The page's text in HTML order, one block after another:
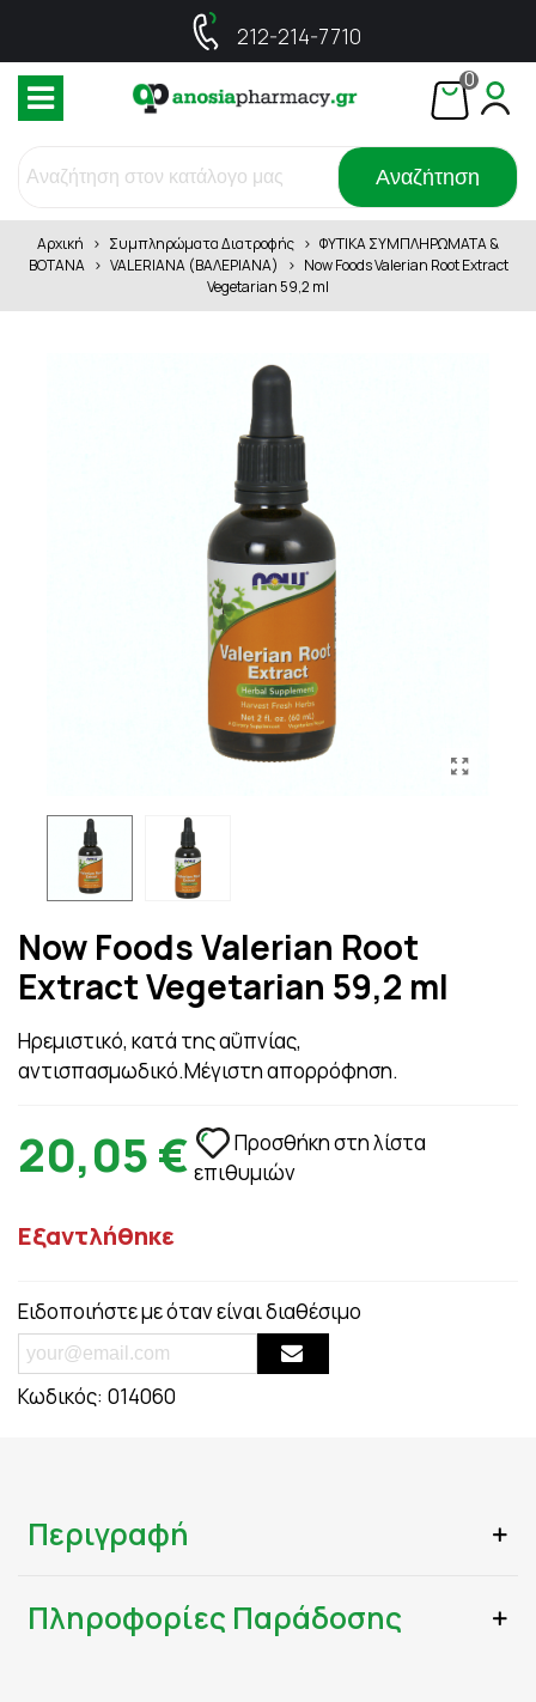
212-214-7710
0
Αναζήτηση
Αρχική > Συμπληρώματα Διατροφής > ΦΥΤΙΚΑ ΣΥΜΠΛΗΡΩΜΑΤΑ &
ΒΟΤΑΝΑ > VALERIANA (ΒΑΛΕΡΙΑΝΑ) > Now Foods Valerian Root Extract
Vegetarian 59,2 ml
Now Foods Valerian Root
Extract Vegetarian 59,2 ml
Ηρεμιστικό, κατά της αΰπνίας,
αντισπασμωδικό.Μέγιστη απορρόφηση.
20,05 €
Προσθήκη στη λίστα
επιθυμιών
Εξαντλήθηκε
Ειδοποιήστε με όταν είναι διαθέσιμο
Κωδικός: 014060
Περιγραφή
Πληροφορίες Παράδοσης